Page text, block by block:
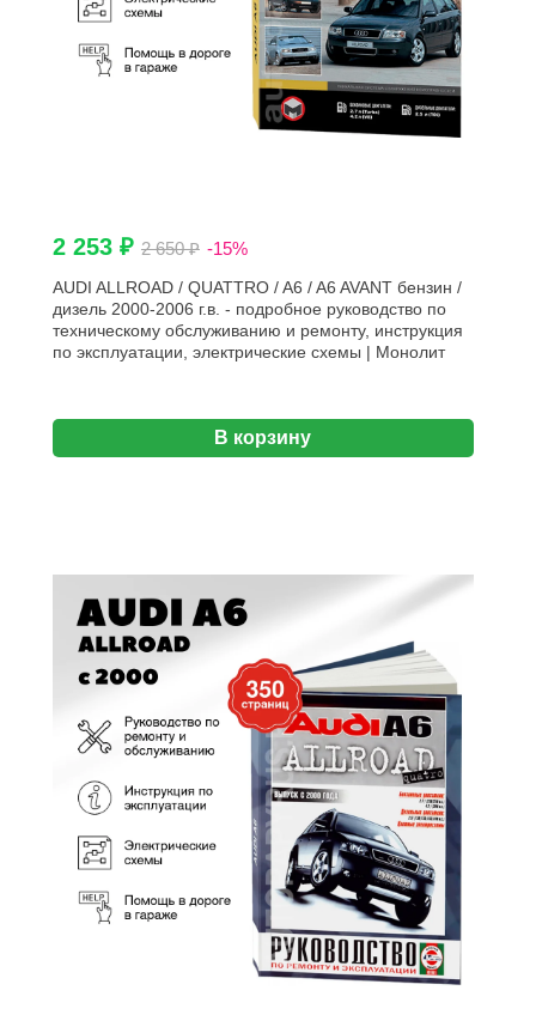
2 253 ₽ 2 650 ₽ -15%
AUDI ALLROAD / QUATTRO / A6 / A6 AVANT бензин /
дизель 2000-2006 г.в. - подробное руководство по
техническому обслуживанию и ремонту, инструкция
по эксплуатации, электрические схемы | Монолит
В корзину